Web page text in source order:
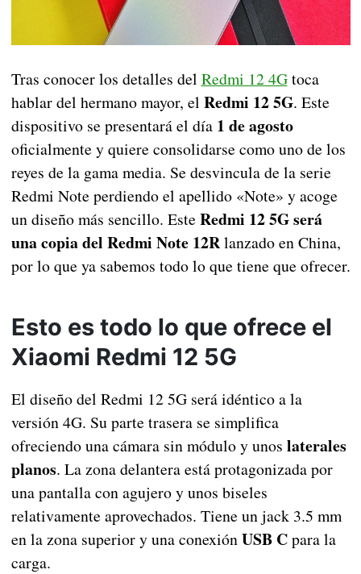
Tras conocer los detalles del Redmi 12 4Gtoca
hablar del hermano mayor, el Redmi 12 5G. Este
dispositivo se presentará el día 1 de agosto
oficialmente y quiere consolidarse como uno de los
reyes de la gama media. Se desvincula de la serie
Redmi Note perdiendo el apellido «Note» y acoge
un diseño más sencillo. Este Redmi 12 5G será
una copia del Redmi Note 12Rlanzado en China,
por lo que ya sabemos todo lo que tiene que ofrecer.
Esto es todo lo que ofrece el
Xiaomi Redmi 12 5G
El diseño del Redmi 12 5G será idéntico a la
versión 4G. Su parte trasera se simplifica
ofreciendo una cámara sin módulo y unos laterales
planos. La zona delantera está protagonizada por
una pantalla con agujero y unos biseles
relativamente aprovechados. Tiene un jack 3.5 mm
en la zona superior y una conexiónUSB Cpara la
carga.